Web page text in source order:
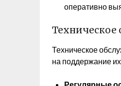
оперативно
Техническое
на поддержание